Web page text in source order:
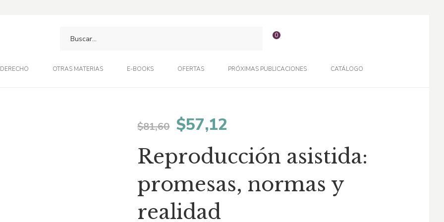
DERECHO OTRAS MATERIAS E-BOOKS OFERTAS PRÓXIMAS PUBLICACIONES CATÁLOGO
0
$81,60 El
precio
era:
$57,12
precio
es:
Reproducción asistida:
promesas, normas y
realidad